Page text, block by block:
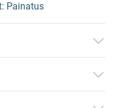
Painatus